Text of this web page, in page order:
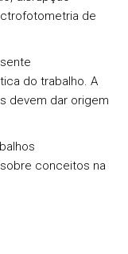
de
do trabalho. A
devem dar origem
conceitos na